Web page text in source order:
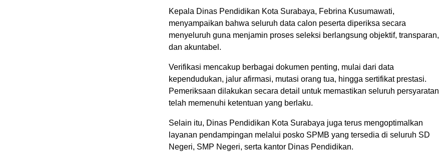
Kepala Dinas Pendidikan Kota Surabaya, Febrina Kusumawati,
menyampaikan bahwa seluruh data calon peserta diperiksa secara
menyeluruh guna menjamin proses seleksi berlangsung objektif, transparan,
dan akuntabel.
Verifikasi mencakup berbagai dokumen penting, mulai dari data
kependudukan, jalur afirmasi, mutasi orang tua, hingga sertifikat prestasi.
Pemeriksaan dilakukan secara detail untuk memastikan seluruh persyaratan
telah memenuhi ketentuan yang berlaku.
Selain itu, Dinas Pendidikan Kota Surabaya juga terus mengoptimalkan
layanan pendampingan melalui posko SPMB yang tersedia di seluruh SD
Negeri, SMP Negeri, serta kantor Dinas Pendidikan.